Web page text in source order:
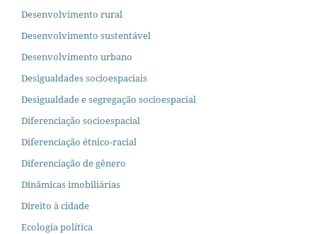
Desenvolvimento rural
Desenvolvimento sustentável
Desenvolvimento urbano
Desigualdades socioespaciais
Desigualdade e segregação socioespacial
Diferenciação socioespacial
Diferenciação étnico-racial
Diferenciação de gênero
Dinâmicas imobiliárias
Direito à cidade
Ecologia política